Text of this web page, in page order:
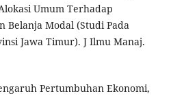
Umum Terhadap
Belanja Modal (Studi Pada
Jawa Timur). J Ilmu Manaj.
Pertumbuhan Ekonomi,